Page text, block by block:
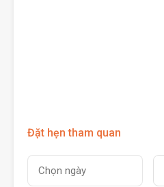
Đặt hẹn tham quan